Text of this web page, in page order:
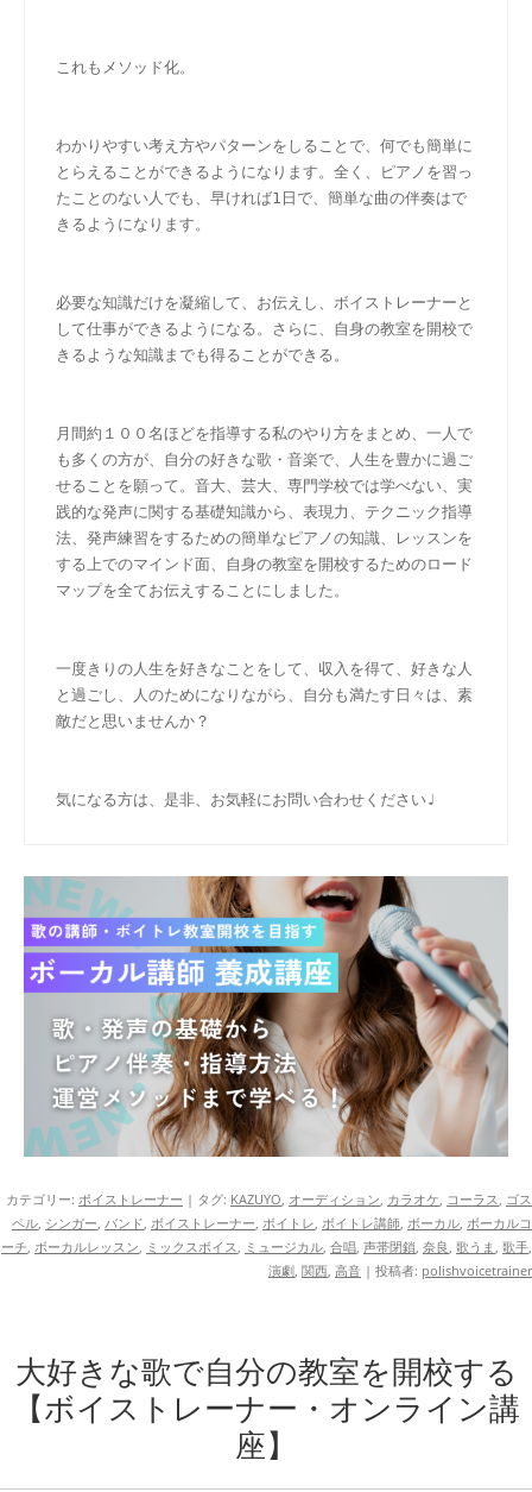
これもメソッド化。
わかりやすい考え方やパターンをしることで、何でも簡単に
とらえることができるようになります。全く、ピアノを習っ
たことのない人でも、早ければ1日で、簡単な曲の伴奏はで
きるようになります。
必要な知識だけを凝縮して、お伝えし、ボイストレーナーと
して仕事ができるようになる。さらに、自身の教室を開校で
きるような知識までも得ることができる。
月間約１００名ほどを指導する私のやり方をまとめ、一人で
も多くの方が、自分の好きな歌・音楽で、人生を豊かに過ご
せることを願って。音大、芸大、専門学校では学べない、実
践的な発声に関する基礎知識から、表現力、テクニック指導
法、発声練習をするための簡単なピアノの知識、レッスンを
する上でのマインド面、自身の教室を開校するためのロード
マップを全てお伝えすることにしました。
一度きりの人生を好きなことをして、収入を得て、好きな人
と過ごし、人のためになりながら、自分も満たす日々は、素
敵だと思いませんか？
気になる方は、是非、お気軽にお問い合わせください♩
カテゴリー: ボイストレーナー | タグ: KAZUYO, オーディション, カラオケ, コーラス, ゴス
ペル, シンガー, バンド, ボイストレーナー, ボイトレ, ボイトレ講師, ボーカル, ボーカルコ
ーチ, ボーカルレッスン, ミックスボイス, ミュージカル, 合唱, 声帯閉鎖, 奈良, 歌うま , 歌手,
演劇, 関西, 高音 | 投稿者: polishvoicetrainer
大好きな歌で自分の教室を開校する
【ボイストレーナー・オンライン講
座】